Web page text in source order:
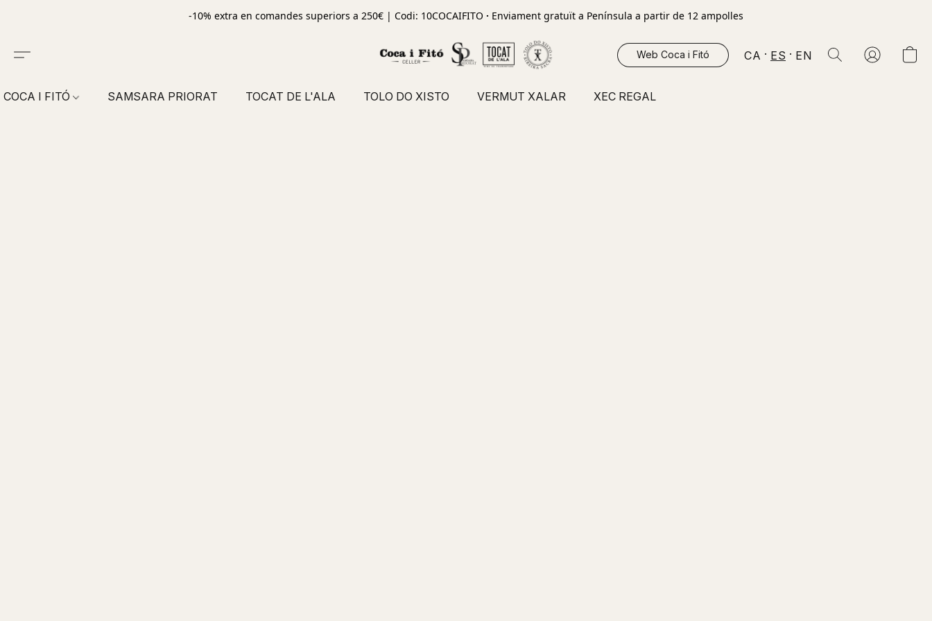
-10% extra en comandes superiors a 250€ | Codi: 10COCAIFITO · Enviament gratuït a Península a partir de 12 ampolles
Web Coca i Fitó CA ES EN
COCA I FITÓ SAMSARA PRIORAT TOCAT DE L'ALA TOLO DO XISTO VERMUT XALAR XEC REGAL